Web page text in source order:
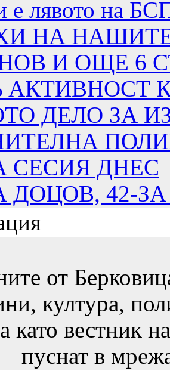
е лявото на
НА
И ОЩЕ 6
АКТИВНОСТ
ДЕЛО ЗА
СЕСИЯ ДНЕС
ДОЦОВ, 42-
от
култура,
като вестник
пуснат в